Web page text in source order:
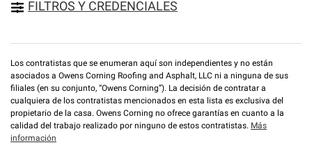
FILTROS Y CREDENCIALES
Los contratistas que se enumeran aquí son independientes y no están
asociados a Owens Corning Roofing and Asphalt, LLC ni a ninguna de sus
filiales (en su conjunto, “Owens Corning”). La decisión de contratar a
cualquiera de los contratistas mencionados en esta lista es exclusiva del
propietario de la casa. Owens Corning no ofrece garantías en cuanto a la
calidad del trabajo realizado por ninguno de estos contratistas. Más
información